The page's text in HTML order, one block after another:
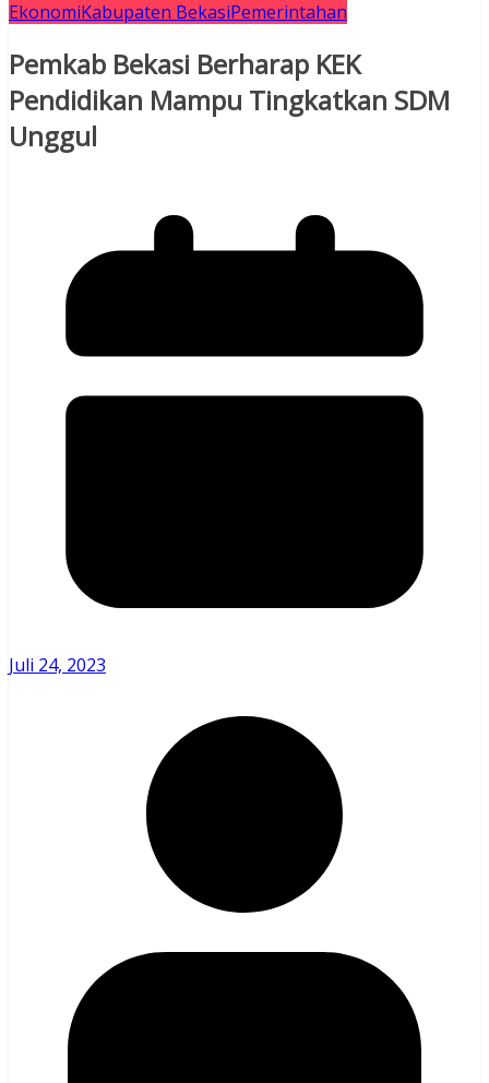
EkonomiKabupaten BekasiPemerintahan
Pemkab Bekasi Berharap KEK
Pendidikan Mampu Tingkatkan SDM
Unggul
Juli 24, 2023